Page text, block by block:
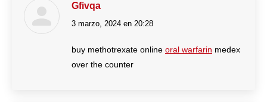
Gfivqa
dice:
3 marzo, 2024 en 20:28
buy methotrexate online oral warfarin medex
over the counter